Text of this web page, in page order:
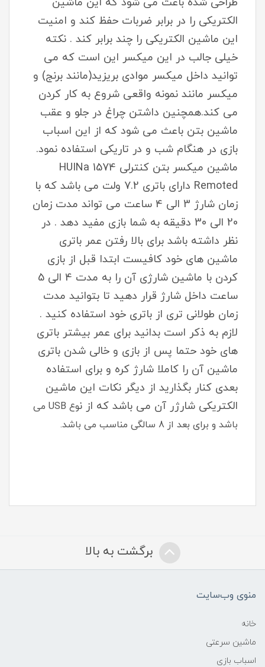
الکتریکی را در برابر ضربات حفظ کند و امنیت
این ماشین الکتریکی را چند برابر کند . نکته
خیلی جالب در این میکسر این است که می
توانید داخل میکسر موادی بریزید(مانند برنج) و
میکسر مانند نمونه واقعی شروع به کار کردن
می کند.همچنین داشتن چراغ در جلو و عقب
ماشین بتن باعث می شود که از این اسباب
بازی در هنگام شب و در تاریکی استفاده نمود.
ماشین میکسر بتن کنترلی HUINa 1574
Remoted دارای باتری 7.2 ولت می باشد که با
زمان شارژ 3 الی 4 ساعت می تواند مدت زمان
20 الی 30 دقیقه به شما بازی مفید دهد . در
نظر داشته باشد برای بالا رفتن عمر باتری
ماشین های خود کافیست ابتدا قبل از بازی
کردن با ماشین شارژی آن را به مدت 4 الی 5
ساعت داخل شارژ قرار دهید تا بتوانید مدت
زمان طولانی تری از باتری خود استفاده کنید .
لازم به ذکر است بدانید برای عمر بیشتر باتری
های خود حتما پس از بازی و خالی شدن باتری
ماشین آن را کاملا شارژ کره و برای استفاده
بعدی کنار بگذارید از دیگر نکات این ماشین
الکتریکی شارژر آن می باشد که از ن
وع USB می
باشد و برای بعد از 8 سالگی مناسب می باشد.
برگشت به بالا
منوی وب‌سایت
خانه
ماشین سرعتی
اسباب بازی